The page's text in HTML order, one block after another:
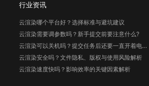
行业资讯
云渲染哪个平台好？选择标准与避坑建议
云渲染需要调参数吗？新手提交前要注意什么?
云渲染可以关机吗？提交任务后还要一直开着电脑吗？
云渲染安全吗？文件隐私、版权与使用风险解析
云渲染速度快吗？影响效率的关键因素解析